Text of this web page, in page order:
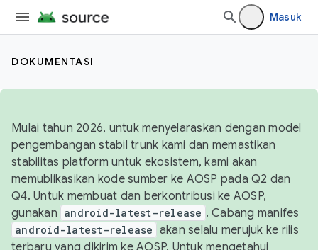
Masuk
DOKUMENTASI
Mulai tahun 2026, untuk menyelaraskan dengan model
pengembangan stabil trunk kami dan memastikan
stabilitas platform untuk ekosistem, kami akan
memublikasikan kode sumber ke AOSP pada Q2 dan
Q4. Untuk membuat dan berkontribusi ke AOSP,
gunakan android-latest-release . Cabang manifes
android-latest-release akan selalu merujuk ke rilis
terbaru yang dikirim ke AOSP. Untuk mengetahui